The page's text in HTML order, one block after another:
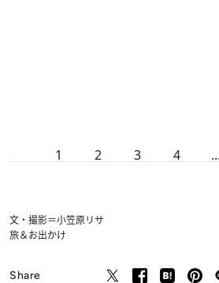
1 2 3 4 ...
文・撮影＝小笠原リサ
旅＆お出かけ
Share